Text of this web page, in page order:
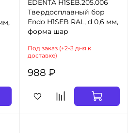
EDENTA H1SEB.205.006
Твердосплавный бор
Endo H1SEB RAL, d 0,6 мм,
форма шар
Под заказ (+2-3 дня к
доставке)
988 ₽